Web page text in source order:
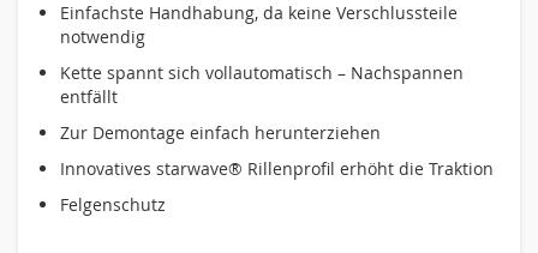
Einfachste Handhabung, da keine Verschlussteile
notwendig
Kette spannt sich vollautomatisch – Nachspannen
entfällt
Zur Demontage einfach herunterziehen
Innovatives starwave® Rillenprofil erhöht die Traktion
Felgenschutz